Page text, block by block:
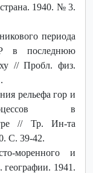
1940. № 3.
периода
в последнюю
// Пробл. физ.
рельефа гор и
в
// Тр. Ин-та
С. 39-42.
моренного и
географии. 1941.